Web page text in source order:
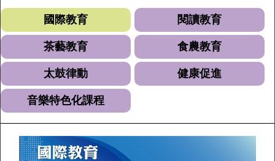
「車輛行經路口，慢下
來也是一種美德」
「不闖紅燈，不超速」
「車輛行經路口停讓」
※ 「幸福保衛站」保衛
餓時可至超商、八方雲
國際教育 閱讀教育
茶藝教育 食農教育
太鼓律動 健康促進
音樂特色化課程